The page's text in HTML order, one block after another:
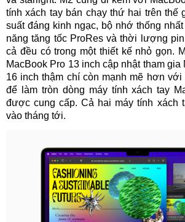
tính xách tay bán chạy thứ hai trên thế
suất đáng kinh ngạc, bộ nhớ thống
năng tăng tốc ProRes và thời lượng
cả đều có trong một thiết kế nhỏ gọn.
MacBook Pro 13 inch cập nhật tham gia
16 inch thậm chí còn mạnh mẽ hơn với
để làm tròn dòng máy tính xách tay
được cung cấp. Cả hai máy tính xách
vào tháng tới.